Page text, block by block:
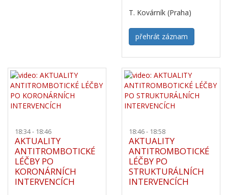
T. Kovárník (Praha)
přehrát záznam
18:34 - 18:46
AKTUALITY
ANTITROMBOTICKÉ
LÉČBY PO
KORONÁRNÍCH
INTERVENCÍCH
18:46 - 18:58
AKTUALITY
ANTITROMBOTICKÉ
LÉČBY PO
STRUKTURÁLNÍCH
INTERVENCÍCH